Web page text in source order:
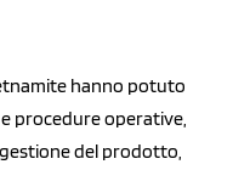
hanno potuto
procedure operative,
del prodotto,